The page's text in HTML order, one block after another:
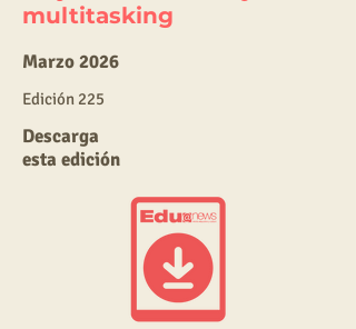
multitasking
Marzo 2026
Edición 225
Descarga
esta edición